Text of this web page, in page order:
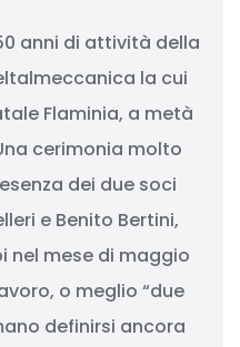
anni di attività della
la cui
Flaminia, a metà
cerimonia molto
dei due soci
e Benito Bertini,
nel mese di maggio
o meglio “due
definirsi ancora